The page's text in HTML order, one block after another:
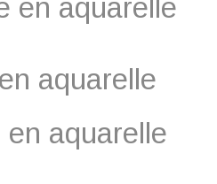
en aquarelle
aquarelle
aquarelle